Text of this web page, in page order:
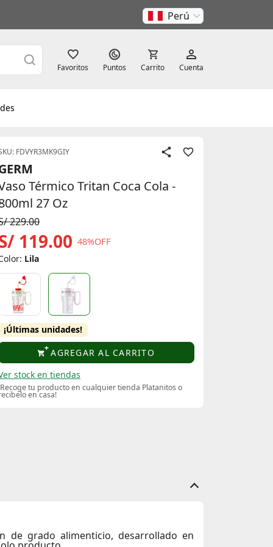
Perú
Favoritos Puntos Carrito Cuenta
FDVYR3MK9GIY
Térmico Tritan Coca Cola -
27 Oz
229.00
119.00 48%OFF
Lila
¡Últimas unidades!
AGREGAR AL CARRITO
stock en tiendas
tu producto en cualquier tienda Platanitos o
en casa!
de grado alimenticio, desarrollado en